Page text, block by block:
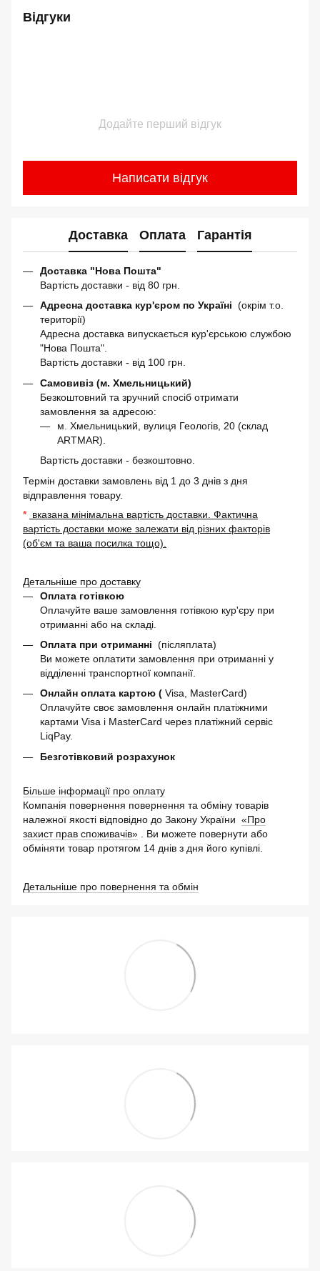
Відгуки
Додайте перший відгук
Написати відгук
Доставка Оплата Гарантія
Доставка "Нова Пошта"
Вартість доставки - від 80 грн.
Адресна доставка кур'єром по Україні (окрім т.о.
території)
Адресна доставка випускається кур'єрською службою
"Нова Пошта".
Вартість доставки - від 100 грн.
Самовивіз (м. Хмельницький)
Безкоштовний та зручний спосіб отримати
замовлення за адресою:
м. Хмельницький, вулиця Геологів, 20 (склад
ARTMAR).
Вартість доставки - безкоштовно.
Термін доставки замовлень від 1 до 3 днів з дня
відправлення товару.
* вказана мінімальна вартість доставки. Фактична
вартість доставки може залежати від різних факторів
(об'єм та ваша посилка тощо).
Детальніше про доставку
Оплата готівкою
Оплачуйте ваше замовлення готівкою кур'єру при
отриманні або на складі.
Оплата при отриманні (післяплата)
Ви можете оплатити замовлення при отриманні у
відділенні транспортної компанії.
Онлайн оплата картою ( Visa, MasterCard)
Оплачуйте своє замовлення онлайн платіжними
картами Visa і MasterCard через платіжний сервіс
LiqPay.
Безготівковий розрахунок
Більше інформації про оплату
Компанія повернення повернення та обміну товарів
належної якості відповідно до Закону України «Про
захист прав споживачів» . Ви можете повернути або
обміняти товар протягом 14 днів з дня його купівлі.
Детальніше про повернення та обмін